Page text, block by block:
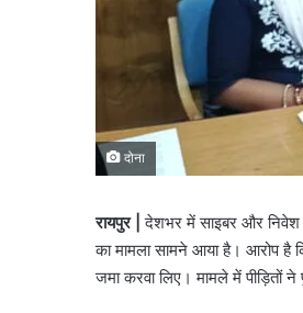
दोना
रायपुर | देशभर में साइबर और निवेश
का मामला सामने आया है। आरोप है
जमा करवा लिए। मामले में पीड़ितों